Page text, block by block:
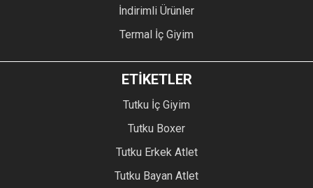
İndirimli Ürünler
Termal İç Giyim
ETİKETLER
Tutku İç Giyim
Tutku Boxer
Tutku Erkek Atlet
Tutku Bayan Atlet